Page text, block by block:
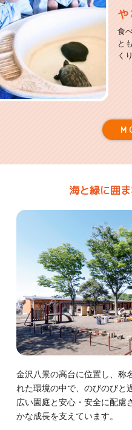
食
と
く
海と緑に囲
金沢八景の高台に位置し、称
れた環境の中で、のびのびと
広い園庭と安心・安全に配慮
かな成長を支えています。